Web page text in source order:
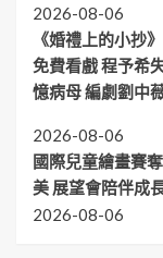
2026-08-06
《婚禮上的小抄
免費看戲 程予希
憶病母 編劇劉中
2026-08-06
國際兒童繪畫賽
美 展望會陪伴成
2026-08-06